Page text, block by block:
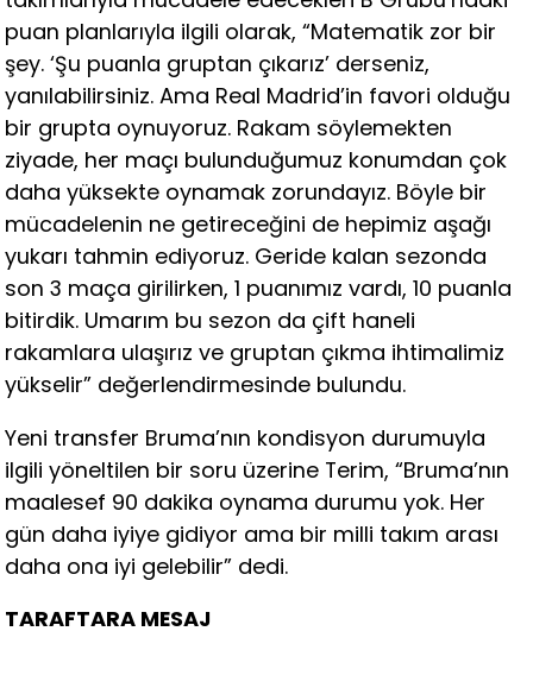
puan planlarıyla ilgili olarak, “Matematik zor bir
şey. ‘Şu puanla gruptan çıkarız’ derseniz,
yanılabilirsiniz. Ama Real Madrid’in favori olduğu
bir grupta oynuyoruz. Rakam söylemekten
ziyade, her maçı bulunduğumuz konumdan çok
daha yüksekte oynamak zorundayız. Böyle bir
mücadelenin ne getireceğini de hepimiz aşağı
yukarı tahmin ediyoruz. Geride kalan sezonda
son 3 maça girilirken, 1 puanımız vardı, 10 puanla
bitirdik. Umarım bu sezon da çift haneli
rakamlara ulaşırız ve gruptan çıkma ihtimalimiz
yükselir” değerlendirmesinde bulundu.
Yeni transfer Bruma’nın kondisyon durumuyla
ilgili yöneltilen bir soru üzerine Terim, “Bruma’nın
maalesef 90 dakika oynama durumu yok. Her
gün daha iyiye gidiyor ama bir milli takım arası
daha ona iyi gelebilir” dedi.
TARAFTARA MESAJ